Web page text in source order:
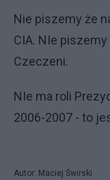
Nie piszemy że
CIA. NIe
Czeczeni.
NIe ma roli
2006-2007 - to
Autor: Maciej Świrski